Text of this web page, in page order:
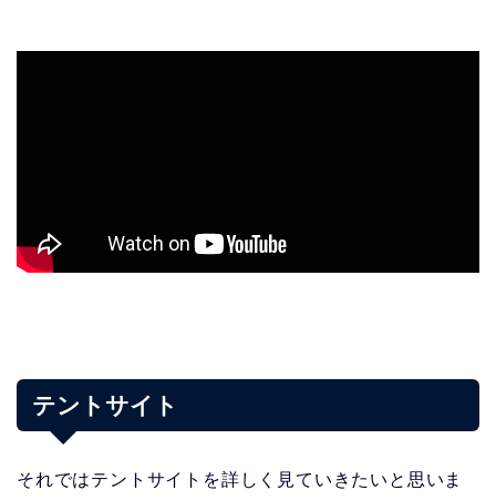
テントサイト
それではテントサイトを詳しく見ていきたいと思いま